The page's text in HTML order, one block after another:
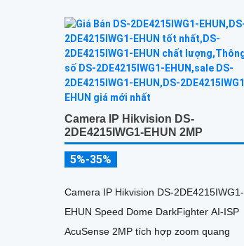
Camera IP Hikvision DS-
2DE4215IWG1-EHUN 2MP
5%-35%
Camera IP Hikvision DS-2DE4215IWG1-
EHUN Speed Dome DarkFighter AI-ISP
AcuSense 2MP tích hợp zoom quang